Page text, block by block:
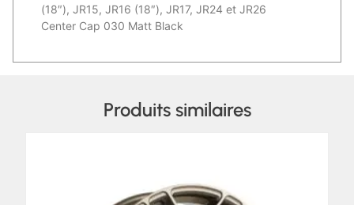
(18″), JR15, JR16 (18″), JR17, JR24 et JR26
Center Cap 030 Matt Black
Produits similaires